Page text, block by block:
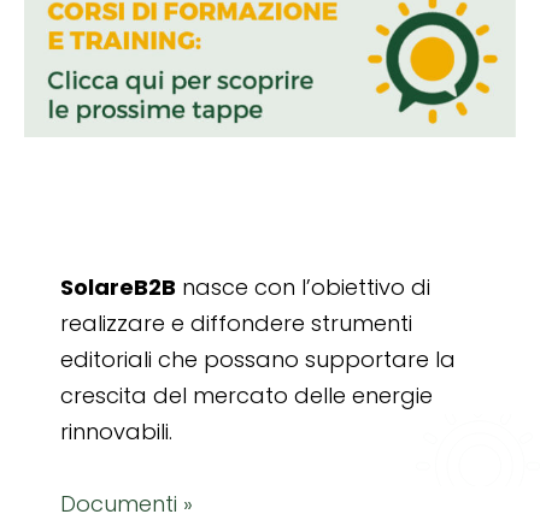
SolareB2B nasce con l’obiettivo di
realizzare e diffondere strumenti
editoriali che possano supportare la
crescita del mercato delle energie
rinnovabili.
Documenti »